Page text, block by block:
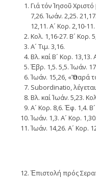
Γιά τόν Ἰησοῦ
7,26. Ἰωάν. 2,25.
12,11. Α´ Κορ. 2,10-
Κολ. 1,16-27. Β´ Κορ.
Α´ Τιμ. 3,16.
Βλ. καί Β´ Κορ. 13,13.
Ἑβρ. 1,5. 5,5. Ἰωάν.
Ἰωάν. 15,26, «Ὅ παρά
Subordinatio,
Βλ. καί Ἰωάν. 5,23.
Α´ Κορ. 8,6. Ἐφ. 1,4. Β´
Ἰωάν. 1,3. Α´ Κορ. 1,30.
Ἰωάν. 14,26. Α´ Κορ.
Ἐπιστολή πρός